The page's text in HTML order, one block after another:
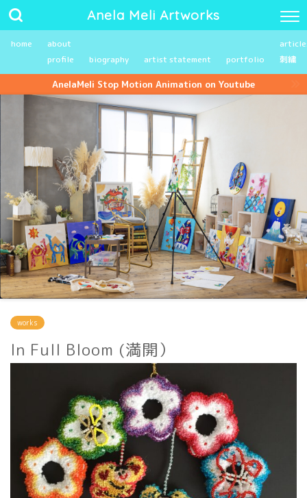
Anela Meli Artworks
home
about
profile
biography artist statement portfolio
刺繍
AnelaMeli Stop Motion Animation on Youtube
works
In Full Bloom (満開）